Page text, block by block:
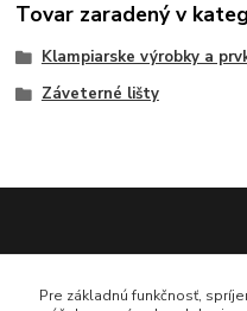
Tovar zaradený v
Klampiarske výrobky a
Záveterné lišty
0948 484 313
Pre základnú funkčnosť,